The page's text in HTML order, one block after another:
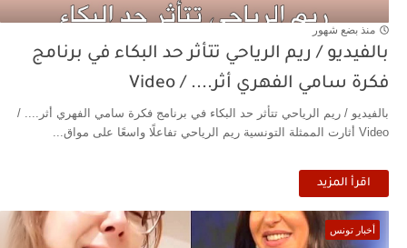
منذ بضع شهور
بالفيديو / ريم الرياحي تتأثر حد البكاء في برنامج
فكرة سامي الفهري أثر.... / Video
بالفيديو / ريم الرياحي تتأثر حد البكاء في برنامج فكرة سامي الفهري أثر.... /
Video أثارت الممثلة التونسية ريم الرياحي تفاعلًا واسعًا على مواق...
اقرأ المزيد
أخبار تونس